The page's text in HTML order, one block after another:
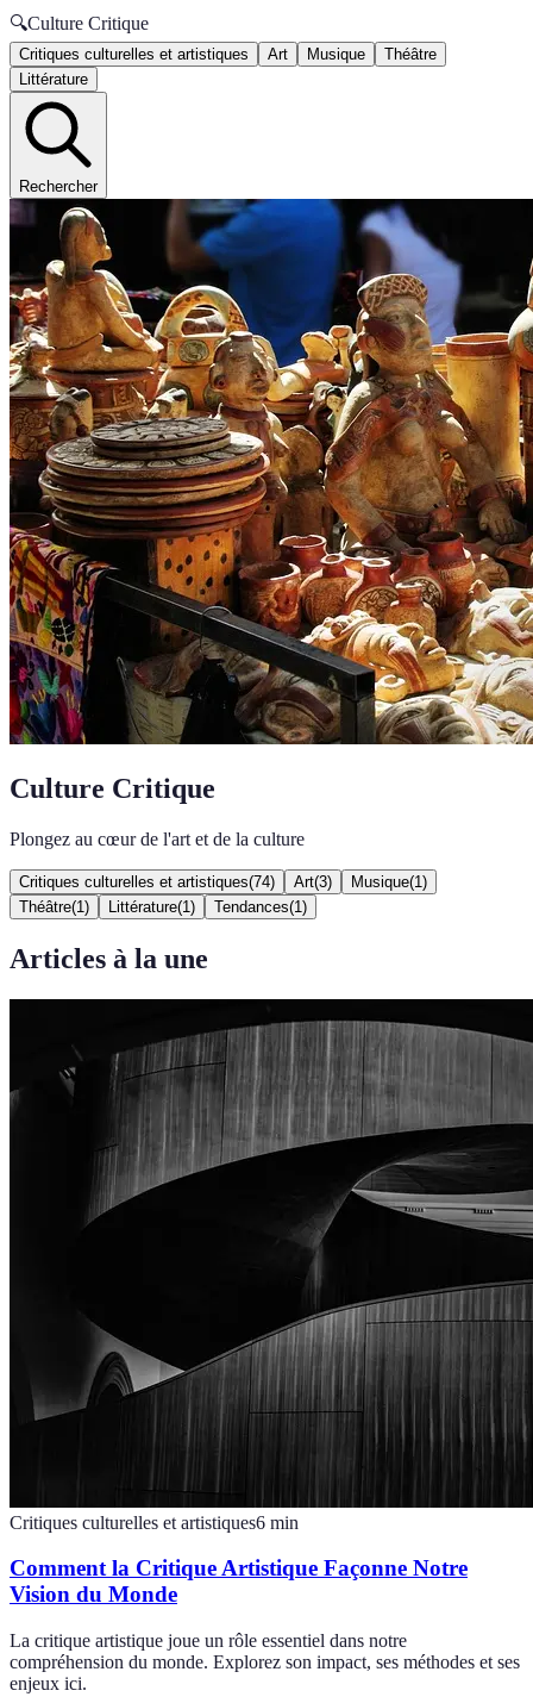
🔍Culture Critique
Critiques culturelles et artistiques Art Musique
Théâtre
Littérature
Rechercher
Culture Critique
Plongez au cœur de l'art et de la culture
Critiques culturelles et artistiques(74) Art(3) Musique(1 )
Théâtre(1 ) Littérature(1 ) Tendances(1 )
Articles à la une
Critiques culturelles et artistiques6 min
Comment la Critique Artistique Façonne Notre
Vision du Monde
La critique artistique joue un rôle essentiel dans notre
compréhension du monde. Explorez son impact, ses méthodes et ses
enjeux ici.